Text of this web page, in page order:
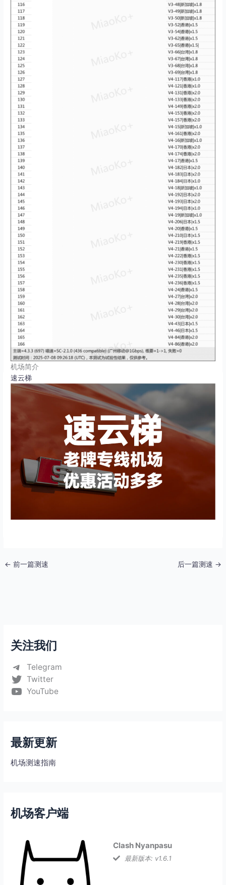
关注我们
Telegram
Twitter
YouTube
最新更新
机场测速指南
机场客户端
Clash Nyanpasu
最新版本: v1.6.1
机场简介
速云梯
← 前一篇测速 后一篇测速 →